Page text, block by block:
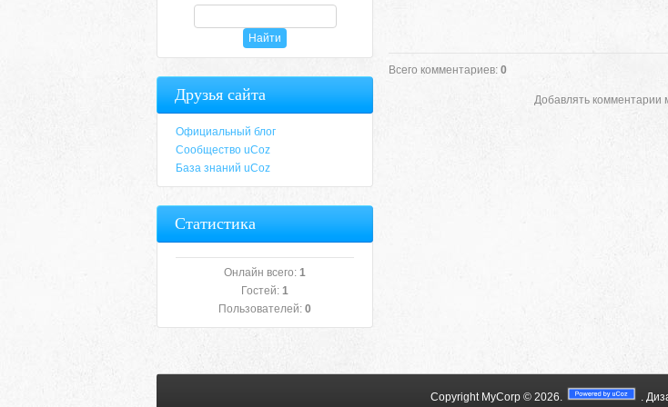
Etiam porttitor augue
Morbi metus nulla, commodo nec consectetur ut, egestas et elit.
Всего комментариев: 0
Добавлять комментарии
Друзья сайта
Официальный блог
Сообщество uCoz
База знаний uCoz
Статистика
Онлайн всего: 1
Гостей: 1
Пользователей: 0
Copyright MyCorp © 2026. .